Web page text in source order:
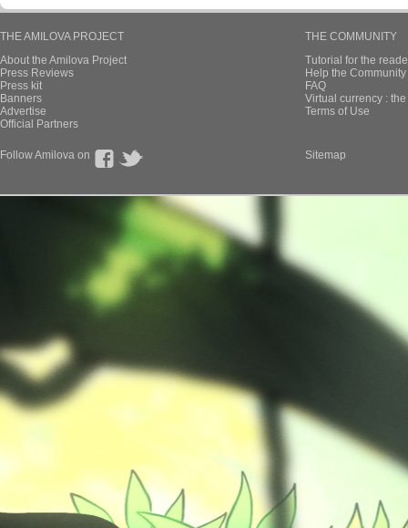
THE AMILOVA PROJECT
About the Amilova Project
Press Reviews
Press kit
Banners
Advertise
Official Partners
THE COMMUNITY
Tutorial for the
Help the
FAQ
Virtual currency :
Terms of Use
Follow Amilova on Sitemap